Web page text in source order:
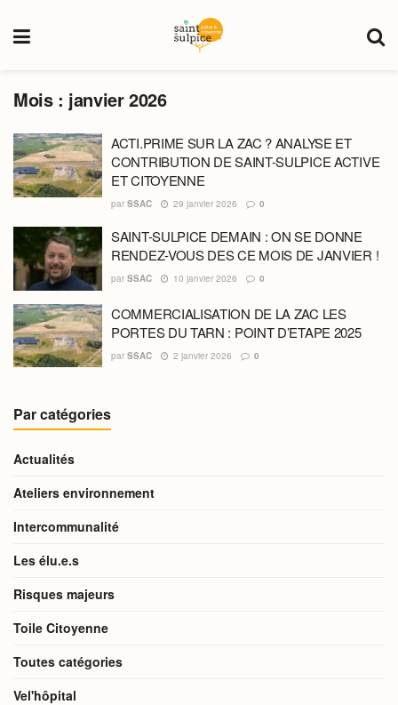
Mois : janvier 2026
ACTI.PRIME SUR LA ZAC ? ANALYSE ET
CONTRIBUTION DE SAINT-SULPICE ACTIVE
ET CITOYENNE
par SSAC 29 janvier 2026 0
SAINT-SULPICE DEMAIN : ON SE DONNE
RENDEZ-VOUS DES CE MOIS DE JANVIER !
par SSAC 10 janvier 2026 0
COMMERCIALISATION DE LA ZAC LES
PORTES DU TARN : POINT D’ETAPE 2025
par SSAC 2 janvier 2026 0
Par catégories
Actualités
Ateliers environnement
Intercommunalité
Les élu.e.s
Risques majeurs
Toile Citoyenne
Toutes catégories
Vel'hôpital